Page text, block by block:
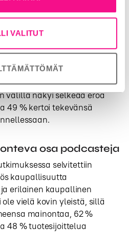
VALITUT
podcasteja edelleen
ollessa tapahtuva
puolet (48 %)
podcasteja ollessaan
tai metrossa. Vaikka
muun toimen ohella niin
keskittyvänsä vain
välillä näkyi selkeää eroa
49 % kertoi tekevänsä
osa podcasteja
selvitettiin
kaupallisuutta
erilainen kaupallinen
vielä kovin yleistä, sillä
mainontaa, 62 %
48 % tuotesijoittelua